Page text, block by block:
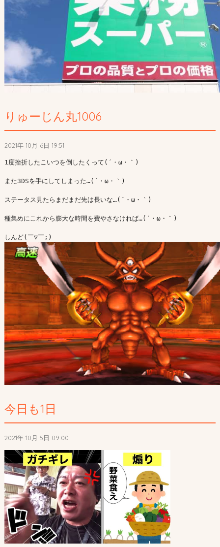
りゅーじん丸1006
2021年 10月 6日 19:51
1度挫折したこいつを倒したくって(´・ω・｀)
また3DSを手にしてしまった…(´・ω・｀)
ステータス見たらまだまだ先は長いな…(´・ω・｀)
種集めにこれから膨大な時間を費やさなければ…(´・ω・｀)
今日も1日
2021年 10月 5日 09:00